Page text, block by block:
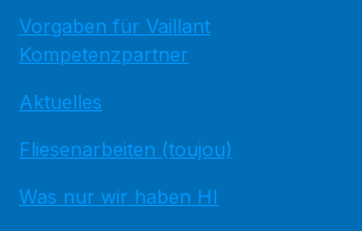
Vorgaben für Vaillant
Kompetenzpartner
Aktuelles
Fliesenarbeiten (toujou)
Was nur wir haben HI